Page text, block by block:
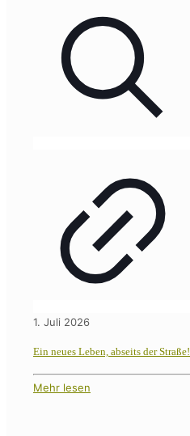
1. Juli 2026
Ein neues Leben, abseits der Straße!
Mehr lesen